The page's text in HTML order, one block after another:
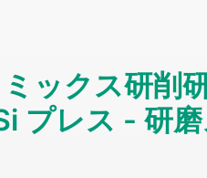
ックス研削
プレス - 研